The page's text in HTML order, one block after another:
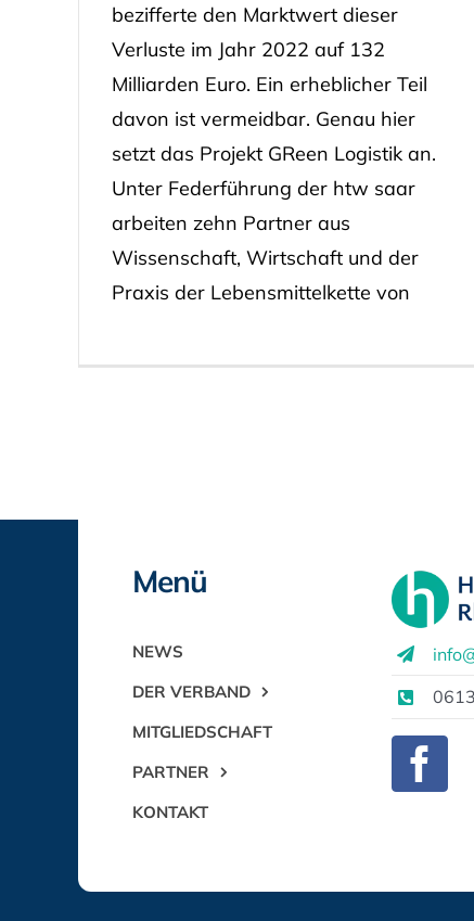
bezifferte den Marktwert dieser
Verluste im Jahr 2022 auf 132
Milliarden Euro. Ein erheblicher Teil
davon ist vermeidbar. Genau hier
setzt das Projekt GReen Logistik an.
Unter Federführung der htw saar
arbeiten zehn Partner aus
Wissenschaft, Wirtschaft und der
Praxis der Lebensmittelkette von
Menü
NEWS
DER VERBAND
MITGLIEDSCHAFT
PARTNER
KONTAKT